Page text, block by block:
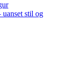
stil og